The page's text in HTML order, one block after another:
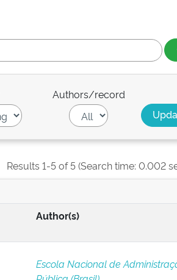
Authors/record
Results 1-5 of 5 (Search time: 0.002
Author(s)
Escola Nacional de